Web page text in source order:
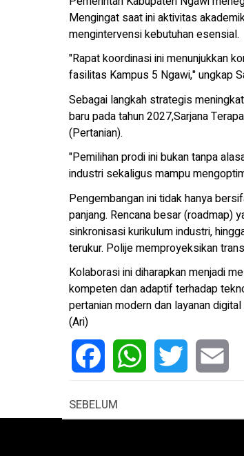
Mengingat saat ini aktivitas
mengintervensi kebutuhan esensial.
"Rapat koordinasi ini menunjukkan
fasilitas Kampus 5 Ngawi," ungkap
Sebagai langkah strategis
baru pada tahun 2027,Sarjana
(Pertanian).
"Pemilihan prodi ini bukan tanpa
industri sekaligus mampu
Pengembangan ini tidak hanya
panjang. Rencana besar (roadmap)
sinkronisasi kurikulum industri,
terukur. Polije memproyeksikan
Kolaborasi ini diharapkan menjadi
kompeten dan adaptif terhadap
pertanian modern dan layanan
(Ari)
SEBELUM